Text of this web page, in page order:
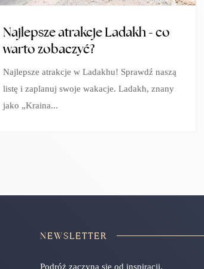
Najlepsze atrakcje Ladakh - co
warto zobaczyć?
Najlepsze atrakcje w Ladakhu! Sprawdź naszą
listę i zaplanuj swoje wakacje. Ladakh, znany
jako „Kraina...
NEWSLETTER
Podróż zaczyna się od inspiracji.